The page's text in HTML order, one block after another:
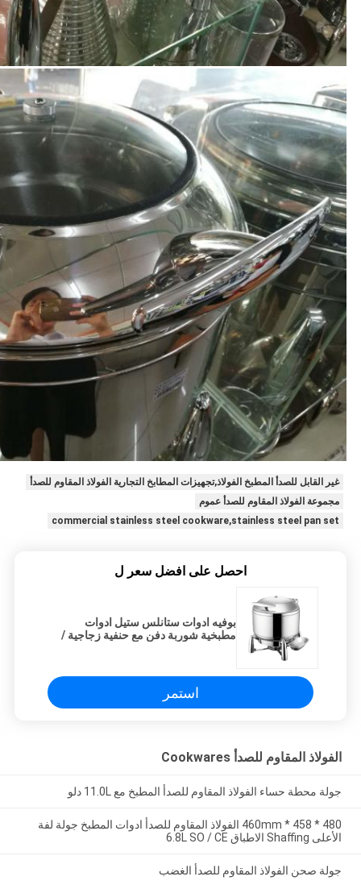
غير القابل للصدأ المطبخ الفولاذ,تجهيزات المطابخ التجارية الفولاذ المقاوم للصدأ
مجموعة الفولاذ المقاوم للصدأ عموم
commercial stainless steel cookware,stainless steel pan set
احصل على افضل سعر ل
بوفيه ادوات ستانلس ستيل ادوات
مطبخية شوربة دفن مع حنفية زجاجية /
استمر
الفولاذ المقاوم للصدأ Cookwares
جولة محطة حساء الفولاذ المقاوم للصدأ المطبخ مع 11.0L دلو
480 * 458 * 460mm الفولاذ المقاوم للصدأ ادوات المطبخ جولة لفة
الأعلى Shaffing الاطباق 6.8L SO / CE
جولة صحن الفولاذ المقاوم للصدأ الغضب